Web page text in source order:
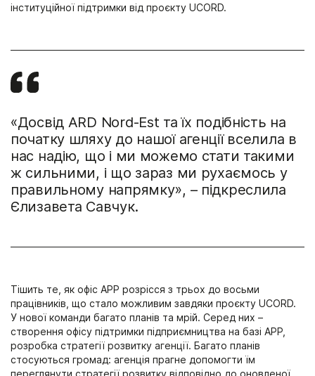
інституційної підтримки від проєкту UCORD.
«Досвід ARD Nord-Est та їх подібність на
початку шляху до нашої агенції вселила в
нас надію, що і ми можемо стати такими
ж сильними, і що зараз ми рухаємось у
правильному напрямку», – підкреслила
Єлизавета Савчук.
Тішить те, як офіс АРР розрісся з трьох до восьми
працівників, що стало можливим завдяки проєкту UCORD.
У нової команди багато планів та мрій. Серед них –
створення офісу підтримки підприємництва на базі АРР,
розробка стратегії розвитку агенції. Багато планів
стосуються громад: агенція прагне допомогти їм
переглянути стратегії розвитку відповідно до оновленої